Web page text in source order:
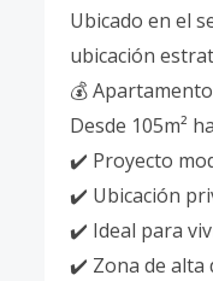
Ubicado en el
ubicación
💰
Desde 105m²
✔️ Proyecto
✔️ Ubicación
✔️ Ideal para
✔️ Zona de alta